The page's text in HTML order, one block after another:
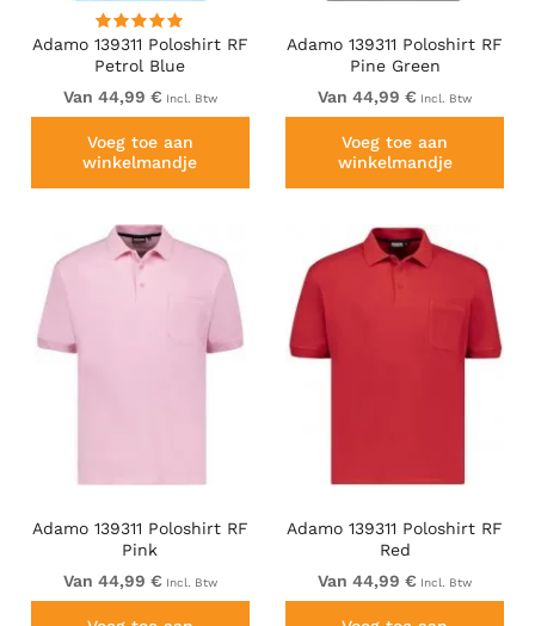
Adamo 139311 Poloshirt RF
Petrol Blue
Van 44,99 € Incl. Btw
Voeg toe aan
winkelmandje
Adamo 139311 Poloshirt RF
Pine Green
Van 44,99 € Incl. Btw
Voeg toe aan
winkelmandje
Adamo 139311 Poloshirt RF
Pink
Van 44,99 € Incl. Btw
Adamo 139311 Poloshirt RF
Red
Van 44,99 € Incl. Btw